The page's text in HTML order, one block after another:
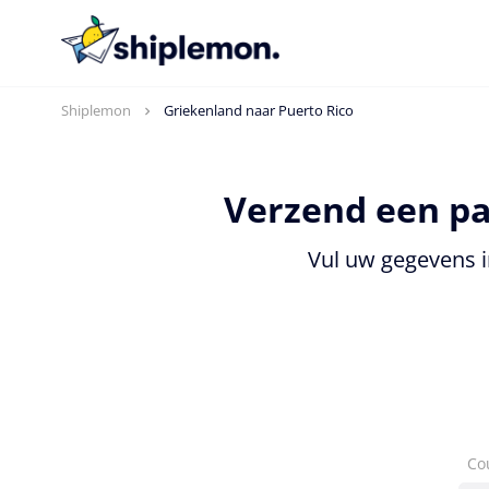
Shiplemon Griekenland naar Puerto Rico
Verzend een
Vul uw gegevens